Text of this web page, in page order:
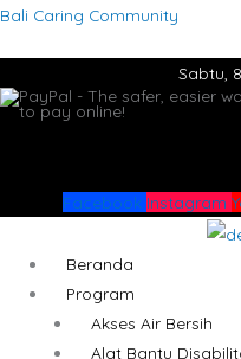
Lewati
Bali Caring Community
Sabtu,
Facebook Instagram
Menu
Beranda
Program
Akses Air Bersih
Alat Bantu
Menu